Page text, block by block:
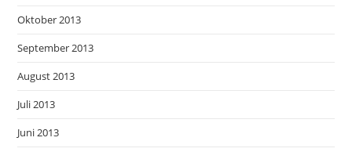
Oktober 2013
September 2013
August 2013
Juli 2013
Juni 2013